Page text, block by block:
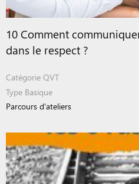
10 Comment
dans le respect ?
Catégorie QVT
Type Basique
Parcours d'ateliers